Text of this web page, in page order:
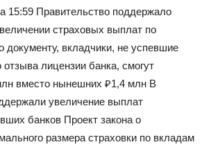
15:59 Правительство поддержало
страховых выплат по
документу, вкладчики, не успевшие
отзыва лицензии банка, смогут
вместо нынешних ₽1,4 млн В
увеличение выплат
банков Проект закона о
размера страховки по вкладам